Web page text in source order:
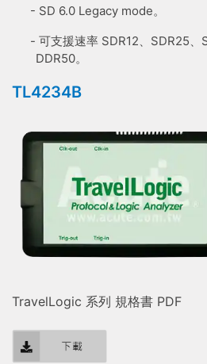
- SD 6.0 Legacy mode。
- 可支援速率 SDR12、SDR25、
DDR50。
TL4234B
TravelLogic 系列 規格書 PDF